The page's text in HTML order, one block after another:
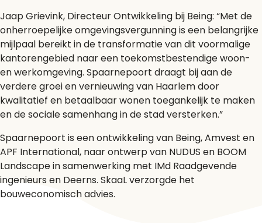
Jaap Grievink, Directeur Ontwikkeling bij Being: “Met de
onherroepelijke omgevingsvergunning is een belangrijke
mijlpaal bereikt in de transformatie van dit voormalige
kantorengebied naar een toekomstbestendige woon-
en werkomgeving. Spaarnepoort draagt bij aan de
verdere groei en vernieuwing van Haarlem door
kwalitatief en betaalbaar wonen toegankelijk te maken
en de sociale samenhang in de stad versterken.”
Spaarnepoort is een ontwikkeling van Being, Amvest en
APF International, naar ontwerp van NUDUS en BOOM
Landscape in samenwerking met IMd Raadgevende
ingenieurs en Deerns. SkaaL verzorgde het
bouweconomisch advies.